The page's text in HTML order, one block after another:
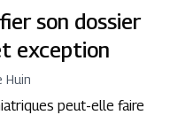
son dossier
exception
Huin
peut-elle faire